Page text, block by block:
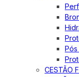
Pós
CESTÃO